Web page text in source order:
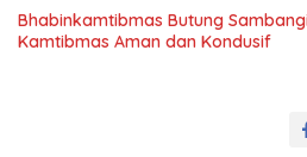
Bhabinkamtibmas Butung
Kamtibmas Aman dan Kondusif